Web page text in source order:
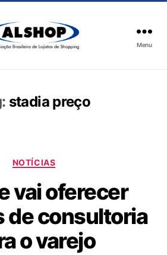
Menu
stadia preço
NOTÍCIAS
vai oferecer
de consultoria
o varejo